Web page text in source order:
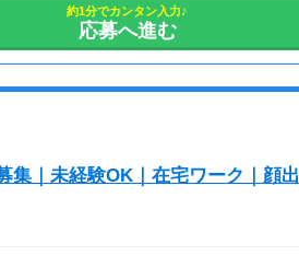
約1分でカンタン入力♪
応募へ進む
集｜未経験OK｜在宅ワーク｜顔出